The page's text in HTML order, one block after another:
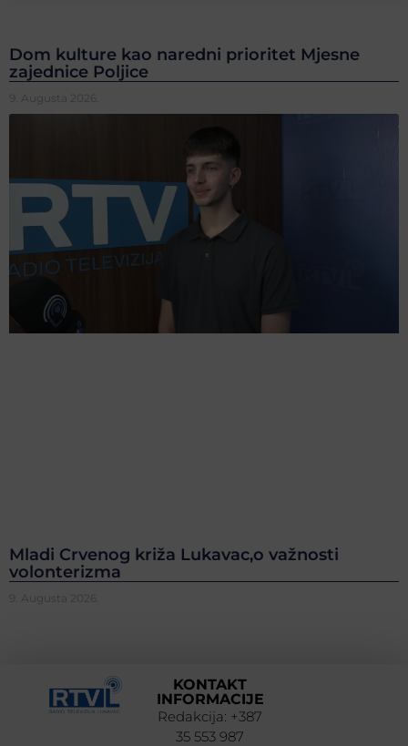
Dom kulture kao naredni prioritet Mjesne
zajednice Poljice
9. Augusta 2026.
Mladi Crvenog križa Lukavac,o važnosti
volonterizma
9. Augusta 2026.
KONTAKT
INFORMACIJE
Redakcija: +387
35 553 987